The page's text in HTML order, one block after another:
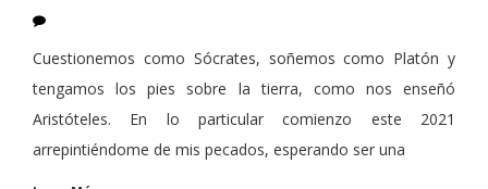
Cuestionemos como Sócrates, soñemos como Platón y
tengamos los pies sobre la tierra, como nos enseñó
Aristóteles. En lo particular comienzo este 2021
arrepintiéndome de mis pecados, esperando ser una